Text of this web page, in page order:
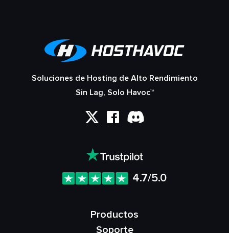
Soluciones de Hosting de Alto Rendimiento
Sin Lag, Solo Havoc™
4.7/5.0
Productos
Soporte